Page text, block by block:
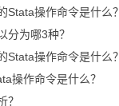
Stata操作命令是什么？
分为哪3种？
Stata操作命令是什么？
操作命令是什么？
？